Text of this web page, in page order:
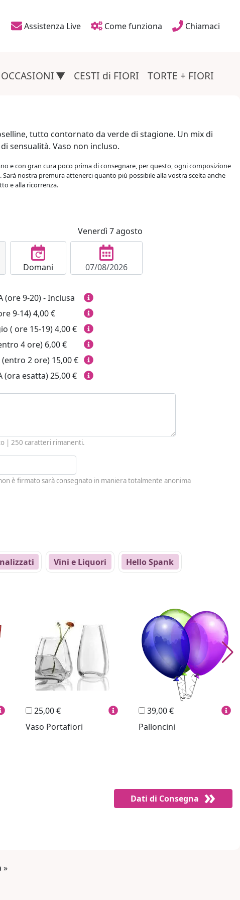
Link nella testata
Assistenza Live Come funziona Chiamaci
OCCASIONI CESTI di FIORI TORTE + FIORI
tutto contornato da verde di stagione. Un mix di
sensualità. Vaso non incluso.
e con gran cura poco prima di consegnare, per questo, ogni composizione
nostra premura attenerci quanto più possibile alla vostra scelta anche
e alla ricorrenza.
Venerdì 7 agosto
Domani
GIORNATA (ore 9-20) - Inclusa
9-14)4,00 €
( ore 15-19)4,00 €
4 ore) 6,00 €
(entro 2 ore) 15,00 €
(ora esatta)25,00 €
|250 caratteri rimanenti.
è firmato sarà consegnato in maniera totalmente anonima
Vini e Liquori Hello Spank
25,00 €
Vaso Portafiori
39,00 €
Palloncini
Dati di Consegna
»